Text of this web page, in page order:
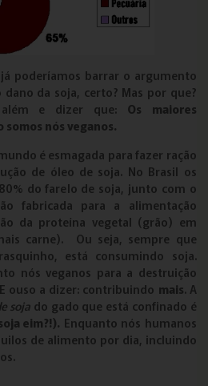
poderíamos barrar o argumento
da soja, certo? Mas por que?
e dizer que: Os maiores
somos nós veganos.
é esmagada para fazer ração
de óleo de soja. No Brasil os
do farelo de soja, junto com o
fabricada para a alimentação
da proteína vegetal (grão) em
carne). Ou seja, sempre que
está consumindo soja.
nós veganos para a destruição
ouso a dizer: contribuindo mais. A
soja do gado que está confinado é
eim?!). Enquanto nós humanos
de alimento por dia, incluindo